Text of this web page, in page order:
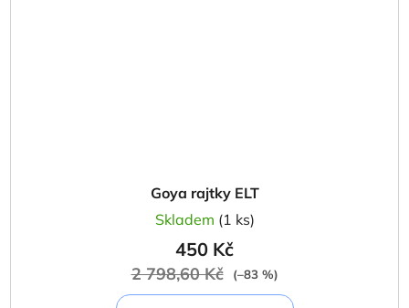
Goya rajtky ELT
Skladem (1 ks)
450 Kč
2 798,60 Kč (–83 %)